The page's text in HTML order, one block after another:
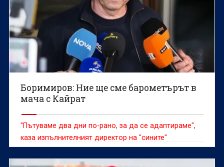
Боримиров: Ние ще сме барометърът в
мача с Кайрат
"Пътуваме два дни по-рано, за да се адаптираме",
каза изпълнителният директор на "сините"